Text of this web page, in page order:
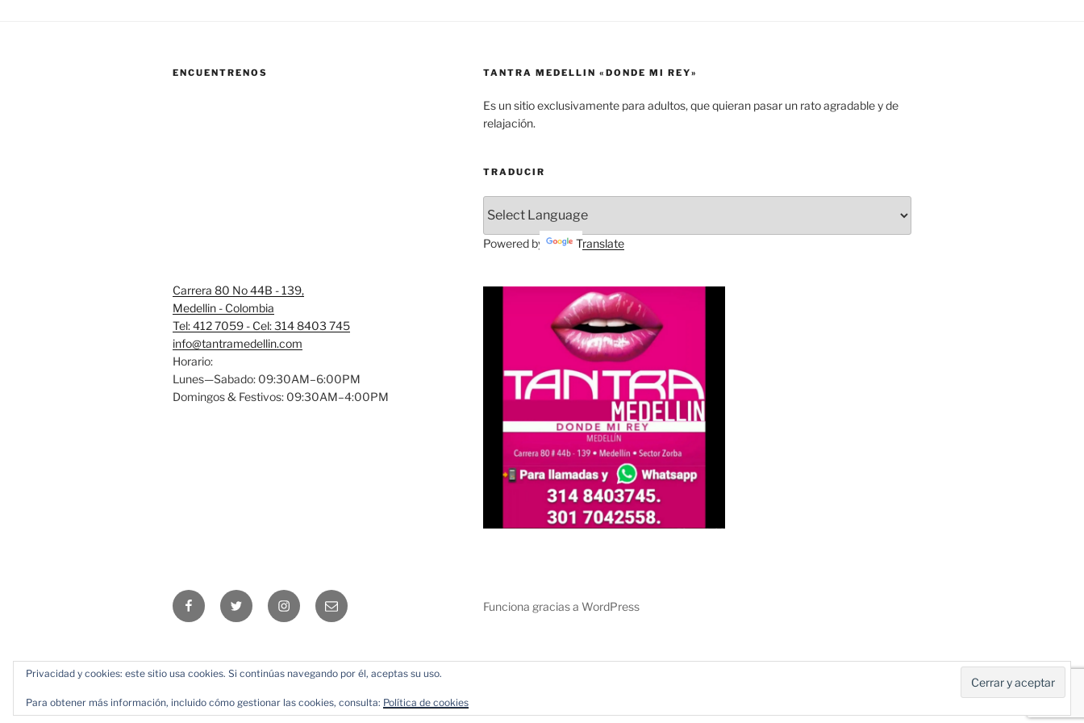
ENCUENTRENOS
Carrera 80 No 44B - 139,
Medellin - Colombia
Tel: 412 7059 - Cel: 314 8403 745
info@tantramedellin.com
Horario:
Lunes—Sabado: 09:30AM–6:00PM
Domingos & Festivos: 09:30AM–4:00PM
TANTRA MEDELLIN «DONDE MI REY»
Es un sitio exclusivamente para adultos, que quieran pasar un rato agradable y de
relajación.
TRADUCIR
Powered by Translate
FacebookTwitter InstagramEmail Funciona gracias a WordPress
Privacidad y cookies: este sitio usa cookies. Si continúas navegando por él, aceptas su uso.
Para obtener más información, incluido cómo gestionar las cookies, consulta: Política de cookies